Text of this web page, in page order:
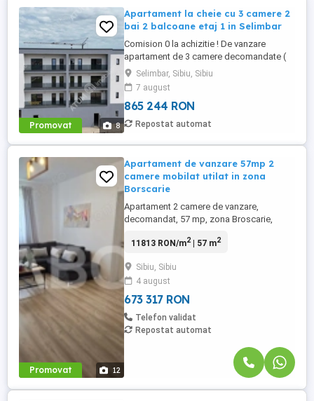
Promovat 8
Apartament la cheie cu 3 camere 2
bai 2 balcoane etaj 1 in Selimbar
Comision 0 la achizitie ! De vanzare
apartament de 3 camere decomandate (
cu bucatarie separata ), 2 bai si 2
bacoane, in suprafata totala de 99 mp,
situat la etajul 1 intr-un complex rezidential
nou aflat in Selimbar zona Pictor Brana.
Apartamentul localizat la etajul 1 al unui
imobil constructie noua ...
Selimbar, Sibiu, Sibiu
7 august
865 244 RON
Repostat automat
Promovat 12
Apartament de vanzare 57mp 2
camere mobilat utilat in zona
Borscarie
Apartament 2 camere de vanzare,
decomandat, 57 mp, zona Broscarie,
apartament: • Un loc de parcare inclus in
ferita de aglomeratie • Locuri de parcare
extra pentru vizitatori TABOO Imobiliare ...
11813 RON/m2| 57 m2
Sibiu, Sibiu
4 august
673 317 RON
Telefon validat
Repostat automat